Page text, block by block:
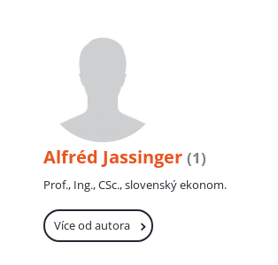
Alfréd Jassinger (1)
Prof., Ing., CSc., slovenský ekonom.
Více od autora